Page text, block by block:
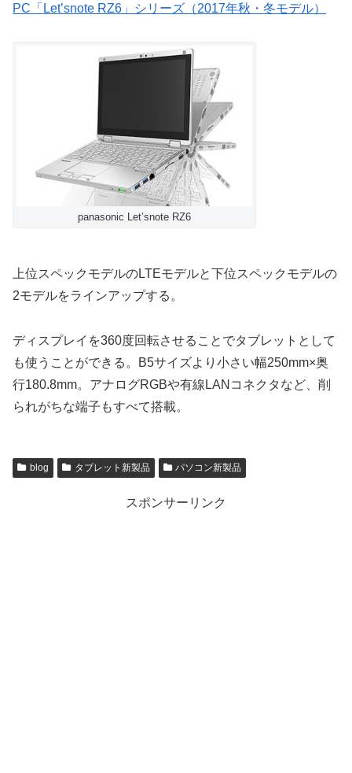
PC「Let’snote RZ6」シリーズ（2017年秋・冬モデル）
panasonic Let’snote RZ6
上位スペックモデルのLTEモデルと下位スペックモデルの
2モデルをラインアップする。
ディスプレイを360度回転させることでタブレットとして
も使うことができる。B5サイズより小さい幅250mm×奥
行180.8mm。アナログRGBや有線LANコネクタなど、削
られがちな端子もすべて搭載。
blog タブレット新製品 パソコン新製品
スポンサーリンク